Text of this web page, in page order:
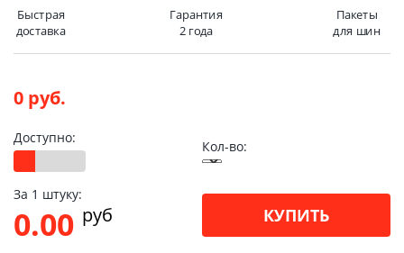
Быстрая
доставка
Гарантия
2 года
Пакеты
для шин
0 руб.
Доступно:
Кол-во:
За 1 штуку:
0.00 pуб КУПИТЬ